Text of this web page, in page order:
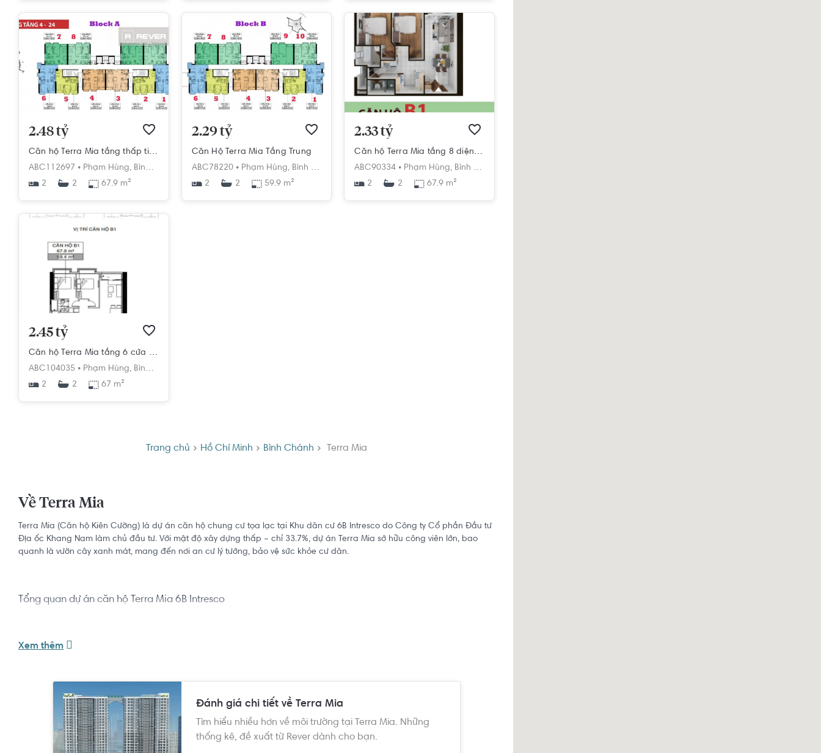
2.48 tỷ
Căn hộ Terra Mia tầng thấp tiện di chuyển, nội thất cơ bản.
ABC112697 • Phạm Hùng, Bình Hưng, Bình Chánh, Hồ Chí Minh
2
2 67.9 m²
2.29 tỷ
Căn Hộ Terra Mia Tầng Trung
ABC78220 • Phạm Hùng, Bình Hưng, Bình Chánh, Hồ Chí Minh
2
2 59.9 m²
2.33 tỷ
Căn hộ Terra Mia tầng 8 diện tích 67.9m2, bàn giao nội thất cơ bản.
ABC90334 • Phạm Hùng, Bình Hưng,
2
2 67.9 m²
2.45 tỷ
Căn hộ Terra Mia tầng 6 cửa hướng Đông Nam, nội thất cơ bản.
ABC104035 • Phạm Hùng, Bình Hưng,
2
2 67 m²
Trang chủ Hồ Chí Minh Bình Chánh Terra Mia
Về Terra Mia
Terra Mia (Căn hộ Kiên Cường) là dự án căn hộ chung cư tọa lạc tại Khu dân cư 6B Intresco do Công ty Cổ phần Đầu tư
Địa ốc Khang Nam làm chủ đầu tư. Với mật độ xây dựng thấp – chỉ 33.7%, dự án Terra Mia sở hữu công viên lớn, bao
quanh là vườn cây xanh mát, mang đến nơi an cư lý tưởng, bảo vệ sức khỏe cư dân.
Tổng quan dự án căn hộ Terra Mia 6B Intresco
+ Tên dự án: Terra Mia
Khu dân cư 6B Intresco, đường Phạm Hùng nối dài, xã Bình Hưng, huyện Bình Chánh
+ Diện tích khuôn viên:7,438m2
1 tòa tháp đôi cao 25 tầng
+ Mật độ xây dựng:33.7%
Xem thêm
Đánh giá chi tiết về Terra Mia
Tìm hiểu nhiều hơn về môi trường tại Terra Mia. Những
thống kê, đề xuất từ Rever dành cho bạn.